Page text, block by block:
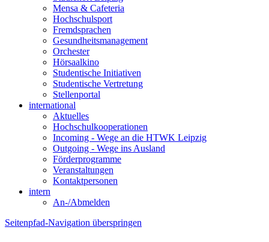
Mensa & Cafeteria
Hochschulsport
Fremdsprachen
Gesundheitsmanagement
Orchester
Hörsaalkino
Studentische Initiativen
Studentische Vertretung
Stellenportal
international
Aktuelles
Hochschulkooperationen
Incoming - Wege an die HTWK Leipzig
Outgoing - Wege ins Ausland
Förderprogramme
Veranstaltungen
Kontaktpersonen
intern
An-/Abmelden
Seitenpfad-Navigation überspringen